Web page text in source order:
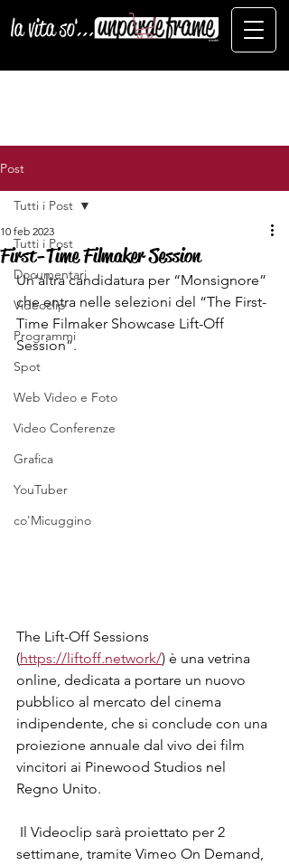
Post
Tutti i Post
Documentari
Videoclip
Programmi
Spot
Web Video e Foto
Video Conferenze
Grafica
YouTuber
co'Micuggino
Tutti i Post
First-Time Filmaker Session
10 feb 2023
Un'altra candidatura per “Monsignore”
che entra nelle selezioni del “The First-
Time Filmaker Showcase Lift-Off
Session”.
The Lift-Off Sessions
(https://liftoff.network/) è una vetrina
online, dedicata a portare un nuovo
pubblico al mercato del cinema
indipendente, che si conclude con una
proiezione annuale dal vivo dei film
vincitori ai Pinewood Studios nel
Regno Unito.
settimane, tramite Vimeo On Demand,